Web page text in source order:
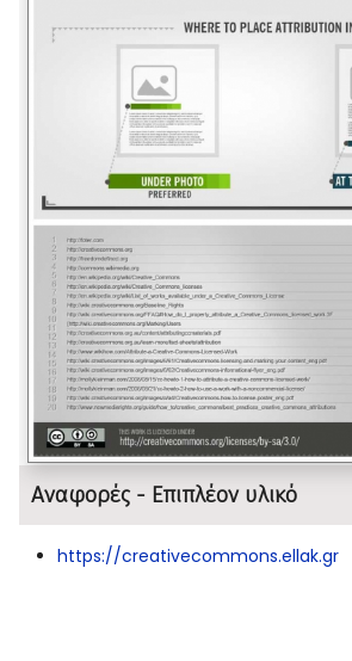
Αναφορές - Επιπλέον υλικό
https://creativecommons.ellak.gr